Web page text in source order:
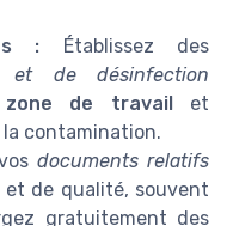
: Établissez des
et de désinfection
zone de travailet
contamination.
documents relatifs
de qualité, souvent
gratuitement des